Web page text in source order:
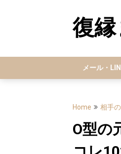
復
メール・
Home 相手
O型の